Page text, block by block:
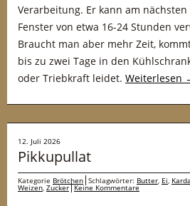
Verarbeitung. Er kann am
Fenster von etwa 16-24 Stunden
Braucht man aber mehr Zeit,
bis zu zwei Tage in den
oder Triebkraft leidet. Weiterlesen
12. Juli 2026
Pikkupullat
Kategorie Brötchen Schlagwörter: Butter, Ei,
Weizen, Zucker Keine Kommentare